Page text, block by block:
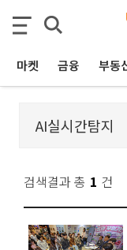
마켓 금융 부동
검색결과 총 1 건